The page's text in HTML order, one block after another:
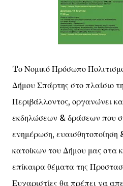
Tο Νομικό Πρόσωπο
Δήμου Σπάρτης στο πλαίσιο
Περιβάλλοντος, οργανώνει
εκδηλώσεων & δράσεων που
ενημέρωση, ευαισθητοποίηση
κατοίκων του Δήμου μας στα
επίκαιρα θέματα της
Ευχαριστίες θα πρέπει να